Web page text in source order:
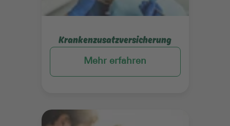
Krankenzusatzversicherung
Mehr erfahren
Mehr erfahren